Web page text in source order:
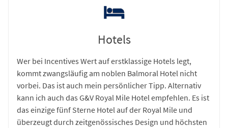
Hotels
Wer bei Incentives Wert auf erstklassige Hotels legt,
kommt zwangsläufig am noblen Balmoral Hotel nicht
vorbei. Das ist auch mein persönlicher Tipp. Alternativ
kann ich auch das G&V Royal Mile Hotel empfehlen. Es ist
das einzige fünf Sterne Hotel auf der Royal Mile und
überzeugt durch zeitgenössisches Design und höchsten